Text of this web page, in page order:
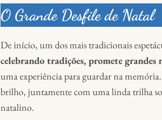
O Grande Desfile de Natal
De início, um dos mais tradicionais
celebrando tradições, promete grandes
uma experiência para guardar na
brilho, juntamente com uma linda trilha
natalino.